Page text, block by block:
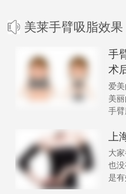
美莱手臂吸脂效果
手
术
爱
美
手
上
大
也
是